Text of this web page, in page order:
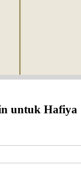
untuk Hafiya